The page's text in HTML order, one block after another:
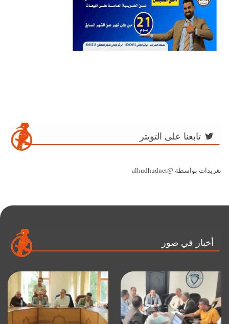
تابعنا على التويتر
تغريدات بواسطة @alhudhudnet
أخبار في صور